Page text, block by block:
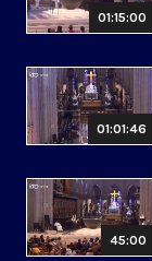
01:15:00
01:01:46
45:00